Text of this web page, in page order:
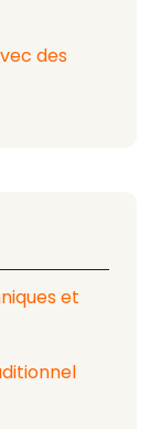
des
et